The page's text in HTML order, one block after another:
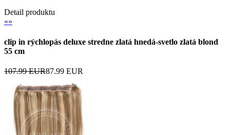
Detail produktu
«»
clip in rýchlopás deluxe stredne zlatá hnedá-svetlo zlatá blond
55 cm
107.99 EUR87.99 EUR